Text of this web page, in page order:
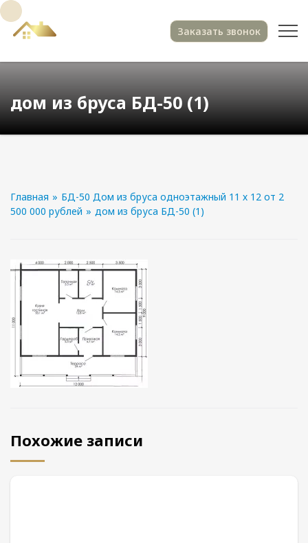
Заказать звонок
дом из бруса БД-50 (1)
Главная » БД-50 Дом из бруса одноэтажный 11 х 12 от 2
500 000 рублей » дом из бруса БД-50 (1)
Похожие записи